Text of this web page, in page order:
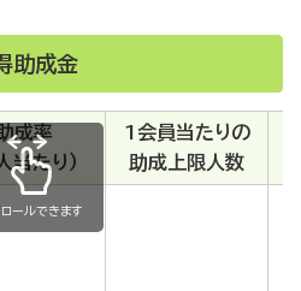
助成金
助成率
当たり）
1会員当たりの
助成上限人数
ロールできます